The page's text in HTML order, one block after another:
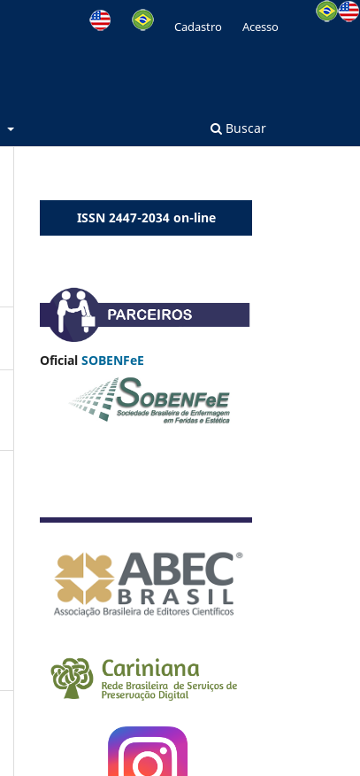
Buscar
Cadastro Acesso
ISSN 2447-2034 on-line
Oficial SOBENFeE